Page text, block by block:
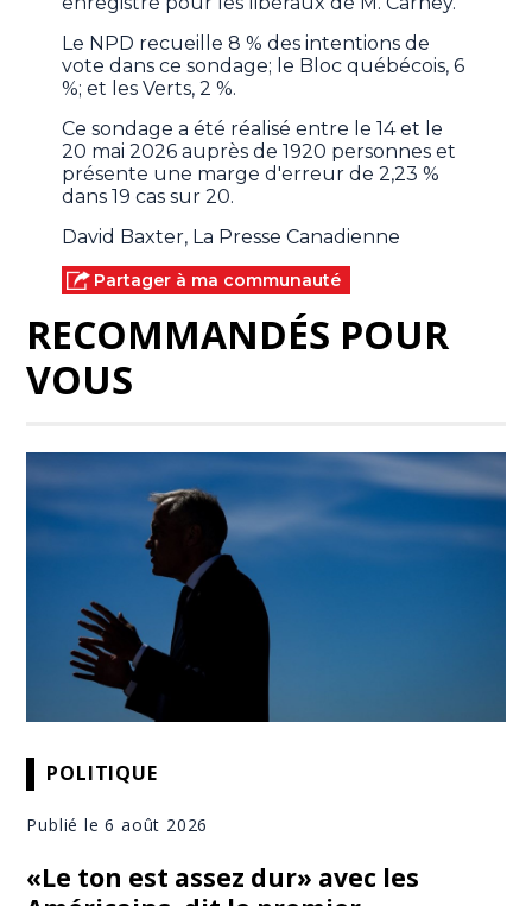
Le NPD recueille 8 % des intentions de
vote dans ce sondage; le Bloc québécois, 6
%; et les Verts, 2 %.
Ce sondage a été réalisé entre le 14 et le
20 mai 2026 auprès de 1920 personnes et
présente une marge d'erreur de 2,23 %
dans 19 cas sur 20.
David Baxter, La Presse Canadienne
Partager à ma communauté
RECOMMANDÉS POUR
VOUS
POLITIQUE
Publié le 6 août 2026
«Le ton est assez dur» avec les